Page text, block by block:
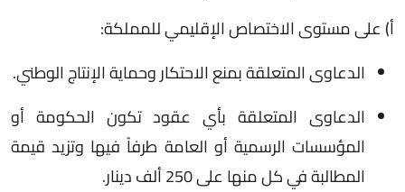
أ) على مستوى الاختصاص الإقليمي للمملكة:
الدعاوى المتعلقة بمنع الاحتكار وحماية الإنتاج الوطني.
الدعاوى المتعلقة بأي عقود تكون الحكومة أو
المؤسسات الرسمية أو العامة طرفاً فيها وتزيد قيمة
المطالبة في كل منها على 250 ألف دينار.